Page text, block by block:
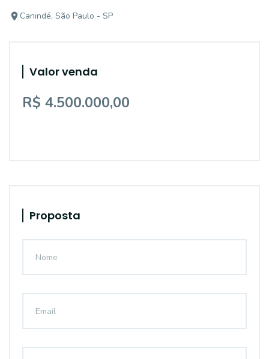
Canindé, São Paulo - SP
Valor venda
R$ 4.500.000,00
Proposta